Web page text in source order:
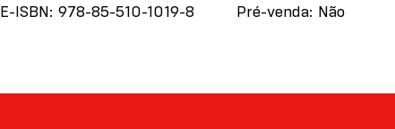
E-ISBN 978-85-510-1019-8
Pré-venda Não